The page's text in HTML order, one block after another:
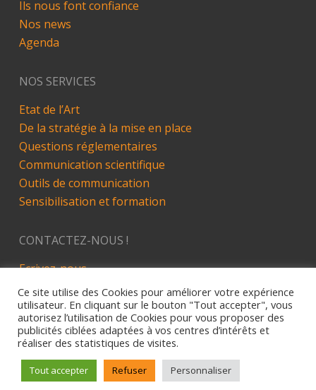
Ils nous font confiance
Nos news
Agenda
NOS SERVICES
Etat de l’Art
De la stratégie à la mise en place
Questions réglementaires
Communication scientifique
Outils de communication
Sensibilisation et formation
CONTACTEZ-NOUS !
Ecrivez-nous
LinkedIn
Site développé par Alez PC - 2019
Ce site utilise des Cookies pour améliorer votre expérience
utilisateur. En cliquant sur le bouton "Tout accepter", vous
autorisez l’utilisation de Cookies pour vous proposer des
publicités ciblées adaptées à vos centres d’intérêts et
réaliser des statistiques de visites.
Tout accepter Refuser Personnaliser